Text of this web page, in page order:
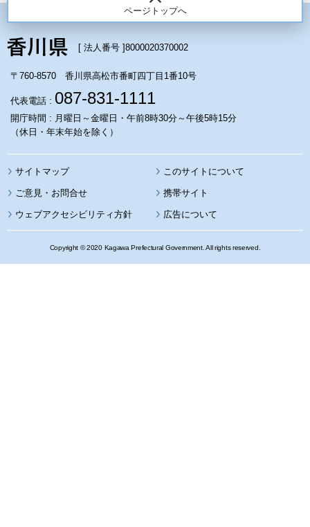
ページトップへ
[ 法人番号 ]8000020370002
〒760-8570 香川県高松市番町四丁目1番10号
代表電話 : 087-831-1111
開庁時間 : 月曜日～金曜日・午前8時30分～午後5時15分
（休日・年末年始を除く）
サイトマップ このサイトについて
携帯サイト
ウェブアクセシビリティ方針 広告について
Copyright © 2020 Kagawa Prefectural Government. All rights reserved.